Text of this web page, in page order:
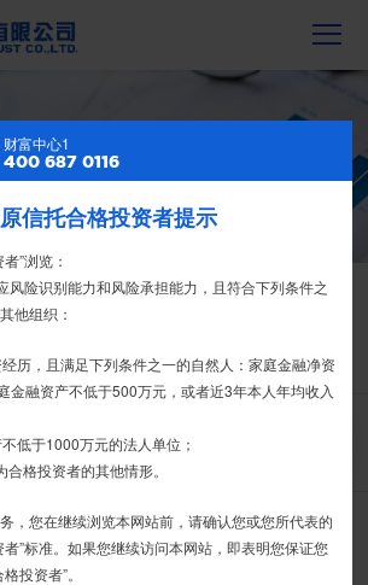
累计管理信托财
付到期信托财
销产品
信托 财富网点 客户反馈 征信异议申请
财富中心2
400 687 0116
特别提示
测评、录音录像及电子合同签署应由投资者本人
人代办。
我司名义开立，所有认购信托产品的资金应根据
托产品的银行专用账户。投资者认购我司信托产品
我司账户转账、支付现金。
专属客户经理或咨询我司客服电话400-
受 拒绝
财富中心1
400 687 0116
信托合格投资者提示
”浏览：
风险识别能力和风险承担能力，且符合下列条件之
他组织：
经历，且满足下列条件之一的自然人：家庭金融净资
金融资产不低于500万元，或者近3年本人年均收入
低于1000万元的法人单位；
合格投资者的其他情形。
，您在继续浏览本网站前，请确认您或您所代表的
”标准。如果您继续访问本网站，即表明您保证您
投资者”。